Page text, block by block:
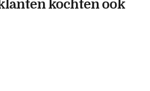
kochten ook